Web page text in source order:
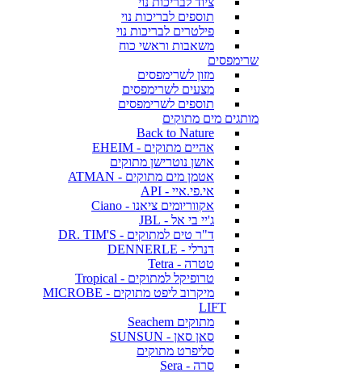
תוספים לבריכות נוי
פילטרים לבריכות נוי
משאבות וראשי כוח
שרימפסים
מזון לשרימפסים
מצעים לשרימפסים
תוספים לשרימפסים
מותגים מים מתוקים
Back to Nature
אהיים מתוקים - EHEIM
אושן נוטרישן מתוקים
אטמן מים מתוקים - ATMAN
אי.פי.איי - API
אקווריומים ציאנו - Ciano
ג'יי בי אל - JBL
ד"ר טים למתוקים - DR. TIM'S
דנרלי - DENNERLE
טטרה - Tetra
טרופיקל למתוקים - Tropical
מיקרוב ליפט מתוקים - MICROBE
LIFT
מתוקים Seachem
סאן סאן - SUNSUN
סליפרט מתוקים
סרה - Sera